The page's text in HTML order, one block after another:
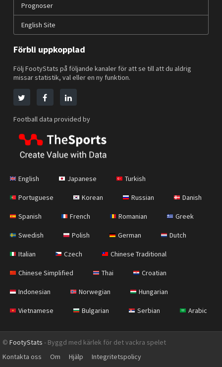
Prognoser
English Site
Förbli uppkopplad
Följ FootyStats på följande kanaler för att se till att du aldrig
missar statistik, val eller en ny funktion.
Football data provided by
English Japanese Turkish
Portuguese Korean Russian Danish
Spanish French Romanian Greek
Swedish Polish German Dutch
Italian Czech Chinese Traditional
Chinese Simplified Thai Croatian
Indonesian Norwegian Hungarian
Vietnamese Bulgarian Serbian Arabic
© FootyStats - Byggd med kärlek för det vackra spelet
Kontakta oss
Om Hjälp Integritetspolicy